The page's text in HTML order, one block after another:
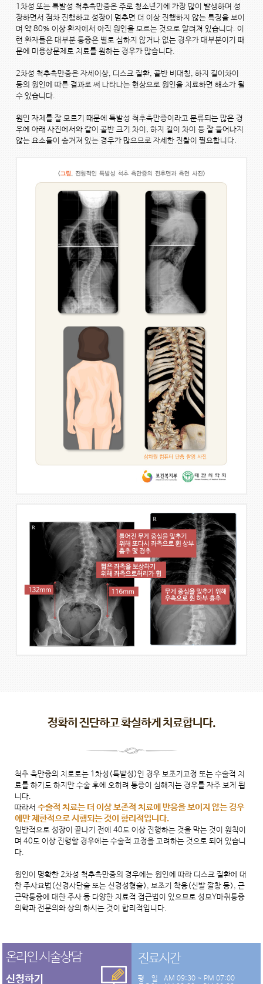
1차성 또는 특발성 척추측만증은 주로 청소년기에 가장 많이 발생하며 성
장하면서 점차 진행하고 성장이 멈추면 더 이상 진행하지 않는 특징을 보이
며 약 80% 이상 환자에서 아직 원인을 모르는 것으로 알려져 있습니다. 이
런 환자들은 대부분 통증은 별로 심하지 않거나 없는 경우가 대부분이기 때
문에 미용상문제로 치료를 원하는 경우가 많습니다.
2차성 척추측만증은 자세이상, 디스크 질환, 골반 비대칭, 하지 길이차이
등의 원인에 따른 결과로 써 나타나는 현상으로 원인을 치료하면 해소가 될
수 있습니다.
원인 자체를 잘 모르기 때문에 특발성 척추측만증이라고 분류되는 많은 경
우에 아래 사진에서와 같이 골반 크기 차이, 하지 길이 차이 등 잘 들어나지
않는 요소들이 숨겨져 있는 경우가 많으므로 자세한 진찰이 필요합니다.
정확히 진단하고 확실하게 치료합니다.
척추 측만증의 치료로는 1차성(특발성)인 경우 보조기교정 또는 수술적 치
료를 하기도 하지만 수술 후에 오히려 통증이 심해지는 경우를 자주 보게 됩
니다.
따라서 수술적 치료는 더 이상 보존적 치료에 반응을 보이지 않는 경우
에만 제한적으로 시행되는 것이 합리적입니다.
일반적으로 성장이 끝나기 전에 40도 이상 진행하는 것을 막는 것이 원칙이
며 40도 이상 진행할 경우에는 수술적 교정을 고려하는 것으로 되어 있습니
다.
원인이 명확한 2차성 척추측만증의 경우에는 원인에 따라 디스크 질환에 대
한 주사요법(신경사단술 또는 신경성형술), 보조기 착용(신발 깔창 등), 근
근막통증에 대한 주사 등 다양한 치료적 접근법이 있으므로 성모Y마취통증
의학과 전문의와 상의 하시는 것이 합리적입니다.
온라인 시술상담
신청하기
진료시간
평 일
AM 09:30 ~ PM 07:00